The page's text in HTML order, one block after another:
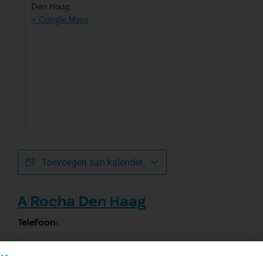
Den Haag,
+ Google Maps
Toevoegen aan kalender
A Rocha Den Haag
Telefoon: